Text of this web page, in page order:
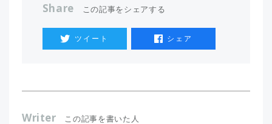
Share この記事をシェアする
ツイート シェア
Writer この記事を書いた人